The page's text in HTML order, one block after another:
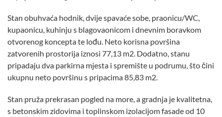
Stan obuhvaća hodnik, dvije spavaće sobe, praonicu/WC,
kupaonicu, kuhinju s blagovaonicom i dnevnim boravkom
otvorenog koncepta te lođu. Neto korisna površina
zatvorenih prostorija iznosi 77,13 m2. Dodatno, stanu
pripadaju dva parkirna mjesta i spremište u podrumu, što čini
ukupnu neto površinu s pripacima 85,83 m2.
Stan pruža prekrasan pogled na more, a gradnja je kvalitetna,
s betonskim zidovima i toplinskom izolacijom fasade od 10